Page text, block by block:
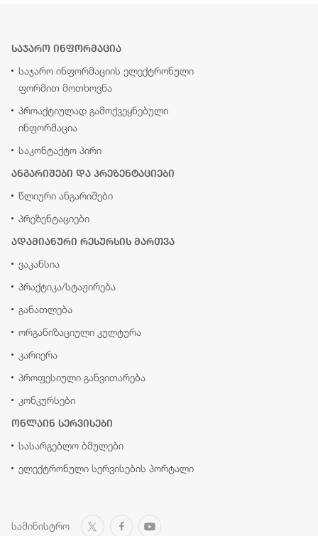
საჯარო ინფორმაცია
საჯარო ინფორმაციის ელექტრონული
ფორმით მოთხოვნა
პროაქტიულად გამოქვეყნებული
ინფორმაცია
საკონტაქტო პირი
ანგარიშები და პრეზენტაციები
წლიური ანგარიშები
პრეზენტაციები
ადამიანური რესურსის მართვა
ვაკანსია
პრაქტიკა/სტაჟირება
განათლება
ორგანიზაციული კულტურა
კარიერა
პროფესიული განვითარება
კონკურსები
ონლაინ სერვისები
სასარგებლო ბმულები
ელექტრონული სერვისების პორტალი
სამინისტრო